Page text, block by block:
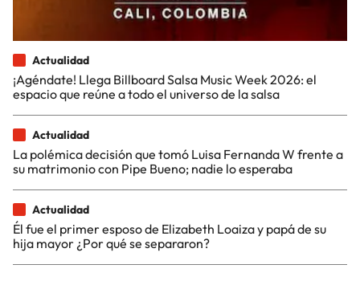
Actualidad
¡Agéndate! Llega Billboard Salsa Music Week 2026: el
espacio que reúne a todo el universo de la salsa
Actualidad
La polémica decisión que tomó Luisa Fernanda W frente a
su matrimonio con Pipe Bueno; nadie lo esperaba
Actualidad
Él fue el primer esposo de Elizabeth Loaiza y papá de su
hija mayor ¿Por qué se separaron?